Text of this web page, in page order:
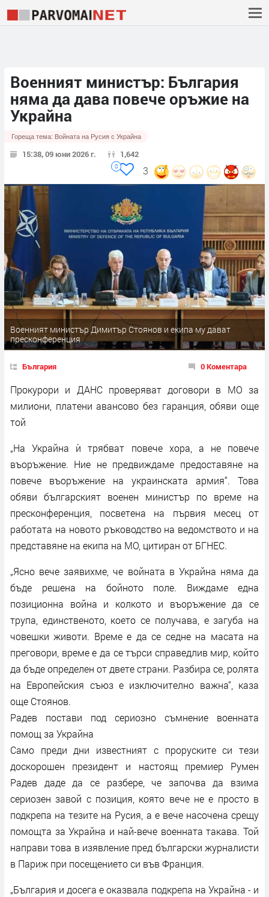
Военният министър: България
няма да дава повече оръжие на
Украйна
Гореща тема: Войната на Русия с Украйна
15:38, 09 юни 2026 г. 1,642
3
0
Военният министър Димитър Стоянов и екипа му дават
пресконференция
България 0 Коментара
Прокурори и ДАНС проверяват договори в МО за
милиони, платени авансово без гаранция, обяви още
той
„На Украйна ѝ трябват повече хора, а не повече
въоръжение. Ние не предвиждаме предоставяне на
повече въоръжение на украинската армия“. Това
обяви българският военен министър по време на
пресконференция, посветена на първия месец от
работата на новото ръководство на ведомството и на
представяне на екипа на МО, цитиран от БГНЕС.
„Ясно вече заявихме, че войната в Украйна няма да
бъде решена на бойното поле. Виждаме една
позиционна война и колкото и въоръжение да се
трупа, единственото, което се получава, е загуба на
човешки животи. Време е да се седне на масата на
преговори, време е да се търси справедлив мир, който
да бъде определен от двете страни. Разбира се, ролята
на Европейския съюз е изключително важна“, каза
още Стоянов.
Радев постави под сериозно съмнение военната
помощ за Украйна
Само преди дни известният с проруските си тези
доскорошен президент и настоящ премиер Румен
Радев даде да се разбере, че започва да взима
сериозен завой с позиция, която вече не е просто в
подкрепа на тезите на Русия, а е вече насочена срещу
помощта за Украйна и най-вече военната такава. Той
направи това в изявление пред български журналисти
в Париж при посещението си във Франция.
„България и досега е оказвала подкрепа на Украйна - и